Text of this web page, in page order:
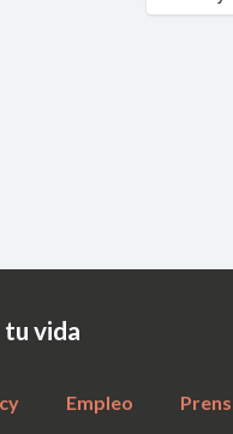
tu vida
Empleo